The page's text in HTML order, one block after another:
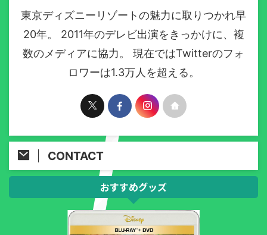
東京ディズニーリゾートの魅力に取りつかれ早
20年。 2011年のデレビ出演をきっかけに、複
数のメディアに協力。 現在ではTwitterのフォ
ロワーは1.3万人を超える。
CONTACT
おすすめグッズ